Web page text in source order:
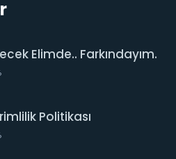
Elimde.. Farkındayım.
Politikası